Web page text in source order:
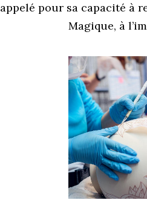
appelé pour sa capacité à
Magique, à